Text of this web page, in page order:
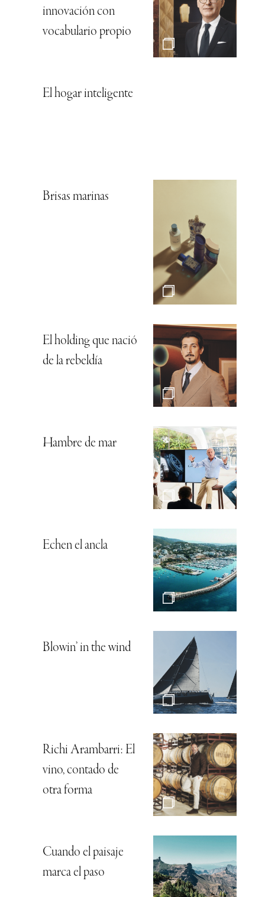
innovación con
vocabulario propio
El hogar inteligente
Brisas marinas
El holding que nació
de la rebeldía
Hambre de mar
Echen el ancla
Blowin’ in the wind
Richi Arambarri: El
vino, contado de
otra forma
Cuando el paisaje
marca el paso